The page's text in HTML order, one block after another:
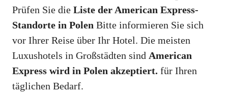
Prüfen Sie die Liste der American Express-
Standorte in Polen Bitte informieren Sie sich
vor Ihrer Reise über Ihr Hotel. Die meisten
Luxushotels in Großstädten sind American
Express wird in Polen akzeptiert. für Ihren
täglichen Bedarf.